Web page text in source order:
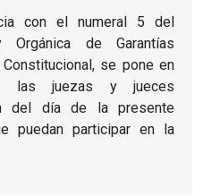
con el numeral 5 del
de Garantías
se pone en
las juezas y jueces
del día de la presente
puedan participar en la